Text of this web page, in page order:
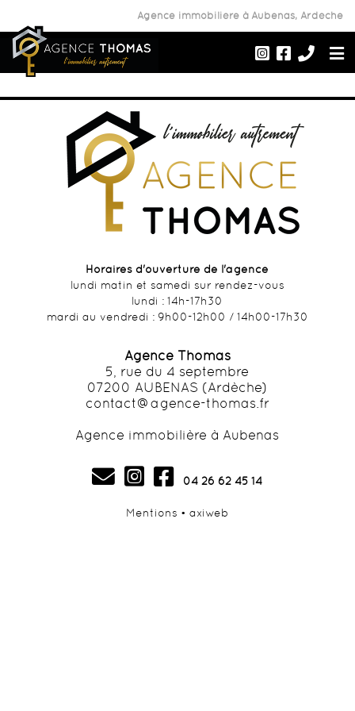
Agence immobilière à Aubenas, Ardèche
Annonce indisponible
Horaires d'ouverture de l'agence
lundi matin et samedi sur rendez-vous
lundi : 14h-17h30
mardi au vendredi : 9h00-12h00 / 14h00-17h30
Agence Thomas
5, rue du 4 septembre
07200 AUBENAS (Ardèche)
contact@agence-thomas.fr
Agence immobilière à Aubenas
04 26 62 45 14
Mentions •axiweb